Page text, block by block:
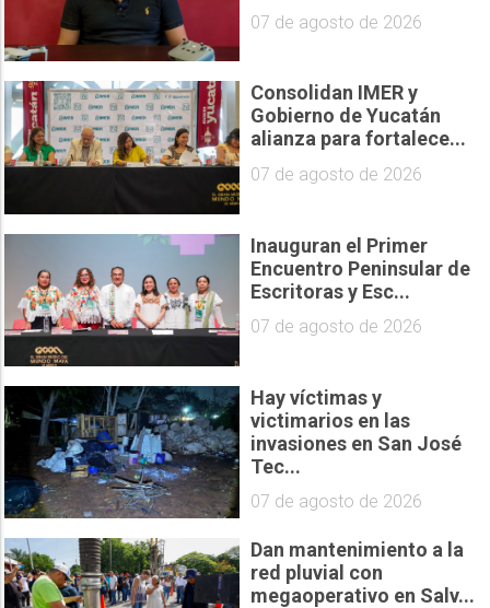
07 de agosto de 2026
Consolidan IMER y
Gobierno de Yucatán
alianza para fortalece...
07 de agosto de 2026
Inauguran el Primer
Encuentro Peninsular de
Escritoras y Esc...
07 de agosto de 2026
Hay víctimas y
victimarios en las
invasiones en San José
Tec...
07 de agosto de 2026
Dan mantenimiento a la
red pluvial con
megaoperativo en Salv...